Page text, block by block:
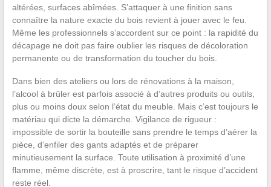
altérées, surfaces abîmées. S’attaquer à une finition sans
connaître la nature exacte du bois revient à jouer avec le feu.
Même les professionnels s’accordent sur ce point : la rapidité du
décapage ne doit pas faire oublier les risques de décoloration
permanente ou de transformation du toucher du bois.
Dans bien des ateliers ou lors de rénovations à la maison,
l’alcool à brûler est parfois associé à d’autres produits ou outils,
plus ou moins doux selon l’état du meuble. Mais c’est toujours le
matériau qui dicte la démarche. Vigilance de rigueur :
impossible de sortir la bouteille sans prendre le temps d’aérer la
pièce, d’enfiler des gants adaptés et de préparer
minutieusement la surface. Toute utilisation à proximité d’une
flamme, même discrète, est à proscrire, tant le risque d’accident
reste réel.